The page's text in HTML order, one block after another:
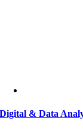
Digital & Data